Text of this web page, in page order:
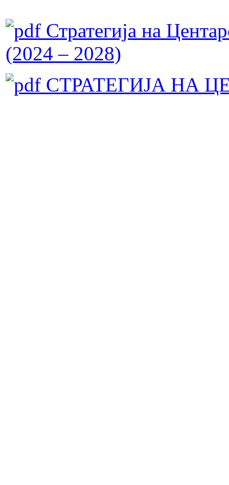
Стратегија на
(2024 – 2028)
СТРАТЕГИЈА НА